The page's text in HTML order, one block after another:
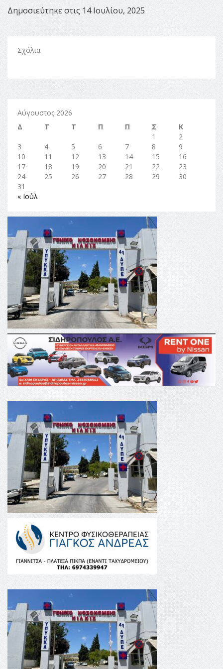
Δημοσιεύτηκε στις 14 Ιουλίου, 2025
Σχόλια
Αύγουστος 2026
Δ
Τ Τ Π Π Σ
Κ
1
2
3
4 5 6 7 8
9
10
11 12 13 14 15
16
17
18 19 20 21 22
23
24
25 26 27 28 29
30
31
« Ιούλ